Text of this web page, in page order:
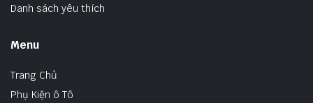
Danh sách yêu thích
Menu
Trang Chủ
Phụ Kiện ô Tô